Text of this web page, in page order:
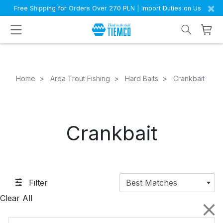
Free Shipping for Orders Over 270 PLN | Import Duties on Us ×
Home Area Trout Fishing Hard Baits Crankbait
Crankbait
Filter
Best Matches
Clear All